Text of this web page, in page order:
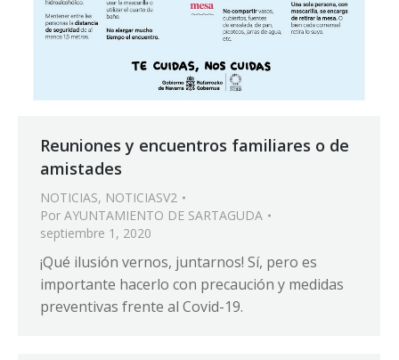
Reuniones y encuentros familiares o de
amistades
NOTICIAS, NOTICIASV2
Por AYUNTAMIENTO DE SARTAGUDA
septiembre 1, 2020
¡Qué ilusión vernos, juntarnos! Sí, pero es
importante hacerlo con precaución y medidas
preventivas frente al Covid-19.